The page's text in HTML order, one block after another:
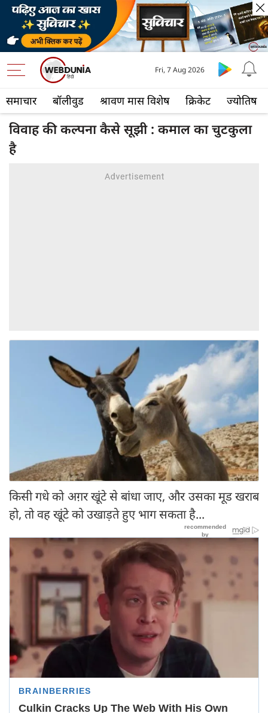
समाचार बॉलीवुड श्रावण मास विशेष क्रिकेट ज्योतिष
Fri, 7 Aug 2026
विवाह की कल्पना कैसे सूझी : कमाल का चुटकुला
है
किसी गधे को अग़र खूंटे से बांधा जाए, और उसका मूड खराब
हो, तो वह खूंटे को उखाड़ते हुए भाग सकता है...